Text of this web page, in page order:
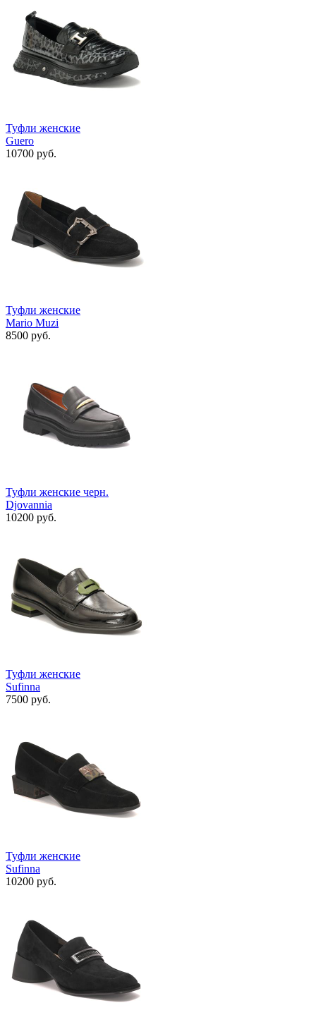
Туфли женские
Guero
10700 руб.
Туфли женские
Mario Muzi
8500 руб.
Туфли женские черн.
Djovannia
10200 руб.
Туфли женские
Sufinna
7500 руб.
Туфли женские
Sufinna
10200 руб.